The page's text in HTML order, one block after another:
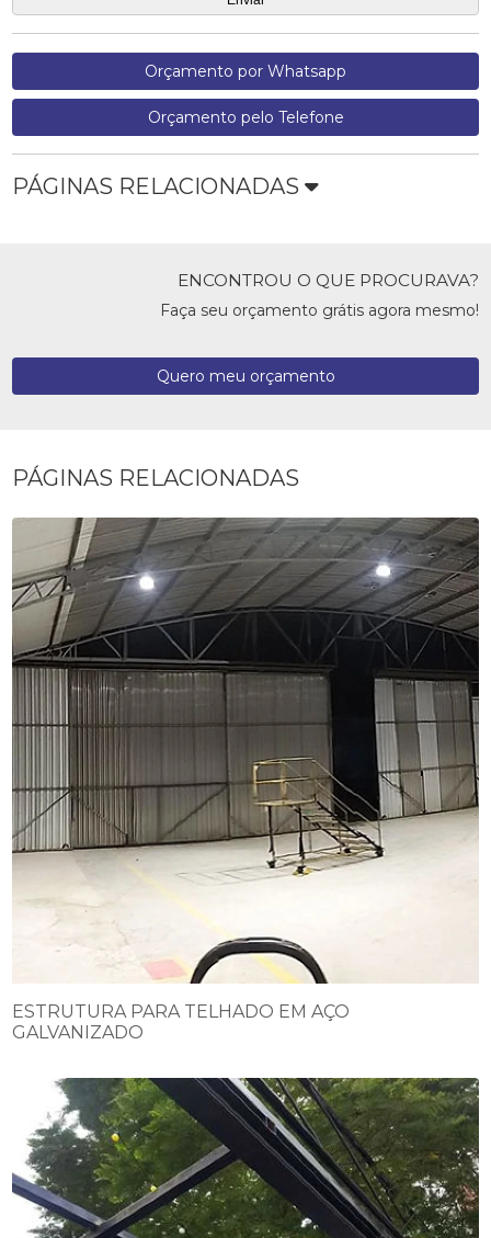
Orçamento por Whatsapp
Orçamento pelo Telefone
PÁGINAS RELACIONADAS
ENCONTROU O QUE PROCURAVA?
Faça seu orçamento grátis agora mesmo!
Quero meu orçamento
PÁGINAS RELACIONADAS
ESTRUTURA PARA TELHADO EM AÇO
GALVANIZADO